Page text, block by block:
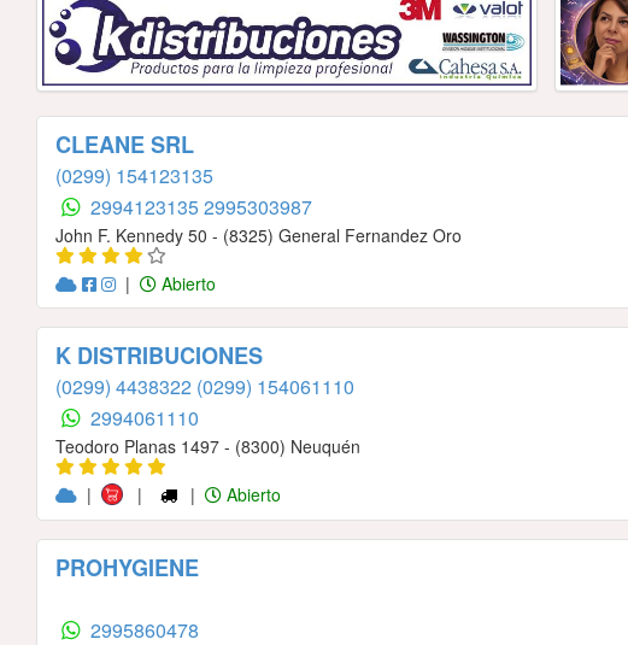
CLEANE SRL
(0299) 154123135
29941231352995303987
John F. Kennedy 50 - (8325) General Fernandez Oro
|
Abierto
K DISTRIBUCIONES
(0299) 4438322 (0299) 154061110
2994061110
Teodoro Planas 1497 - (8300) Neuquén
|
| | Abierto
PROHYGIENE
2995860478